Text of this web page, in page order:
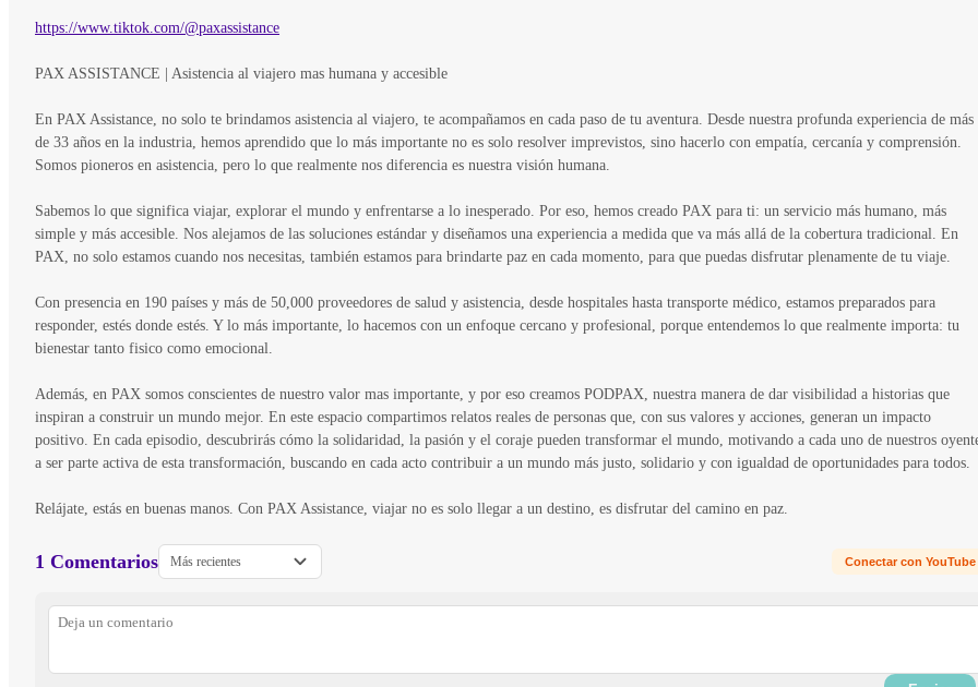
https://www.tiktok.com/@paxassistance
PAX ASSISTANCE | Asistencia al viajero mas humana y accesible
En PAX Assistance, no solo te brindamos asistencia al viajero, te acompañamos en cada paso de tu aventura. Desde nuestra profunda experiencia de más
de 33 años en la industria, hemos aprendido que lo más importante no es solo resolver imprevistos, sino hacerlo con empatía, cercanía y comprensión.
Somos pioneros en asistencia, pero lo que realmente nos diferencia es nuestra visión humana.
Sabemos lo que significa viajar, explorar el mundo y enfrentarse a lo inesperado. Por eso, hemos creado PAX para ti: un servicio más humano, más
simple y más accesible. Nos alejamos de las soluciones estándar y diseñamos una experiencia a medida que va más allá de la cobertura tradicional. En
PAX, no solo estamos cuando nos necesitas, también estamos para brindarte paz en cada momento, para que puedas disfrutar plenamente de tu viaje.
Con presencia en 190 países y más de 50,000 proveedores de salud y asistencia, desde hospitales hasta transporte médico, estamos preparados para
responder, estés donde estés. Y lo más importante, lo hacemos con un enfoque cercano y profesional, porque entendemos lo que realmente importa: tu
bienestar tanto fisico como emocional.
Además, en PAX somos conscientes de nuestro valor mas importante, y por eso creamos PODPAX, nuestra manera de dar visibilidad a historias que
inspiran a construir un mundo mejor. En este espacio compartimos relatos reales de personas que, con sus valores y acciones, generan un impacto
positivo. En cada episodio, descubrirás cómo la solidaridad, la pasión y el coraje pueden transformar el mundo, motivando a cada uno de nuestros
a ser parte activa de esta transformación, buscando en cada acto contribuir a un mundo más justo, solidario y con igualdad de oportunidades para todos.
Relájate, estás en buenas manos. Con PAX Assistance, viajar no es solo llegar a un destino, es disfrutar del camino en paz.
1 Comentarios Más recientes Conectar con YouTube